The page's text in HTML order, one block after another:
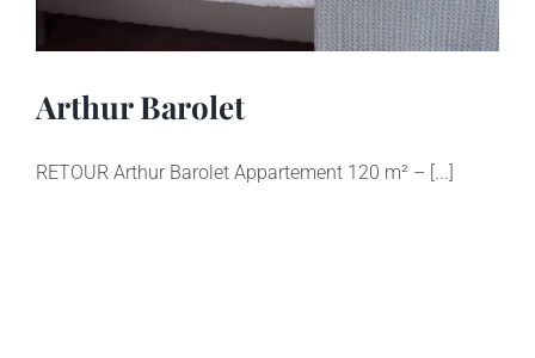
Arthur Barolet
RETOUR Arthur Barolet Appartement 120 m² – [...]